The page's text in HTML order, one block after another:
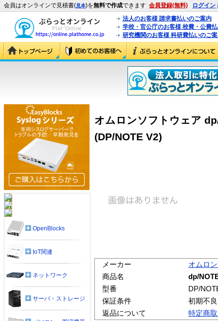
会員はオンラインで見積書(見本)を無料で作成できます 会員登録(無料) ログイン
法人のお客様 請求書払いのご案内
学校・官公庁のお客様 校費・公費
研究機関のお客様 科研費払いのご
オムロンソフトウェア
(DP/NOTE V2)
メーカー
オムロ
商品名
dp/
型番
DP/
保証条件
初期不
返品について
特定商
OpenBlocks
IoT関連
ネットワーク
サーバ・ストレージ